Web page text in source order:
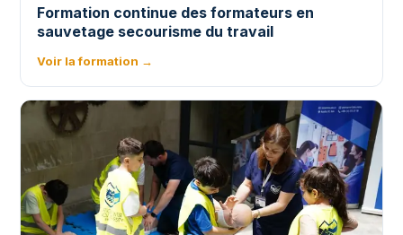
Formation continue des formateurs en
sauvetage secourisme du travail
Voir la formation →